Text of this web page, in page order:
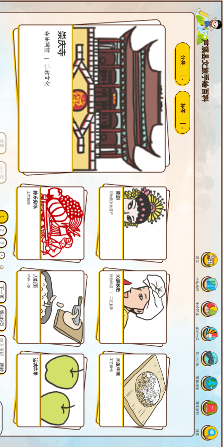
芦溪县文旅手绘百科
首页
手绘地理
手绘芦溪
多维分类
知识互动
数据地图
课本旅行
搜索
分类
标签
1
2
3
4
11
12
16
崇庆寺
寺庙祠堂
|
宗教文化
晋剧
非物质文化遗产
沁源秧歌
民歌民谣
|
工艺服饰
木版年画
工艺服饰
静乐剪纸
工艺服饰
刀削面
特色小吃
运城苹果
页
页
页
页
转